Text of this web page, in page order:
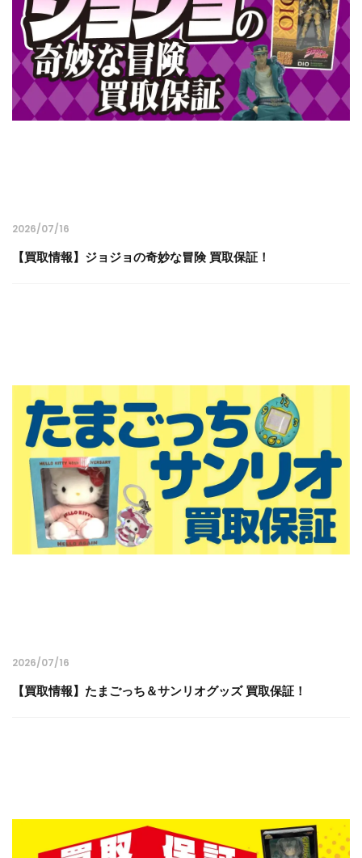
2026/07/16
【買取情報】ジョジョの奇妙な冒険 買取保証！
2026/07/16
【買取情報】たまごっち＆サンリオグッズ 買取保証！